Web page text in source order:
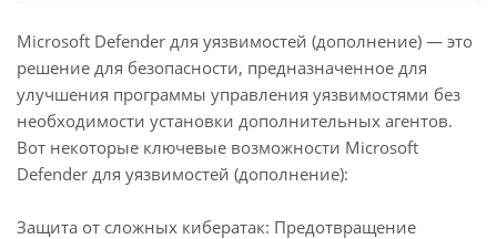
Microsoft Defender для уязвимостей (дополнение) — это
решение для безопасности, предназначенное для
улучшения программы управления уязвимостями без
необходимости установки дополнительных агентов.
Вот некоторые ключевые возможности Microsoft
Defender для уязвимостей (дополнение):
Защита от сложных кибератак: Предотвращение